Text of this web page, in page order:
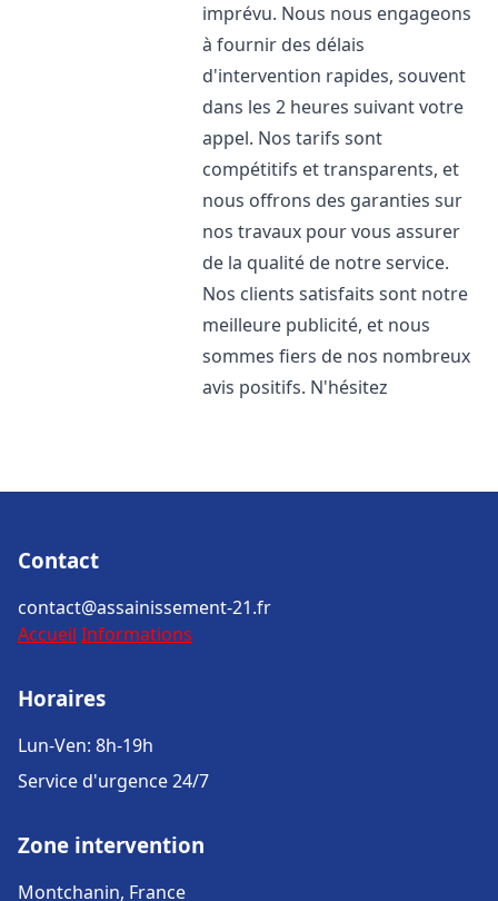
imprévu. Nous nous engageons
à fournir des délais
d'intervention rapides, souvent
dans les 2 heures suivant votre
appel. Nos tarifs sont
compétitifs et transparents, et
nous offrons des garanties sur
nos travaux pour vous assurer
de la qualité de notre service.
Nos clients satisfaits sont notre
meilleure publicité, et nous
sommes fiers de nos nombreux
avis positifs. N'hésitez
Contact
contact@assainissement-21.fr
Accueil Informations
Horaires
Lun-Ven: 8h-19h
Service d'urgence 24/7
Zone intervention
Montchanin, France